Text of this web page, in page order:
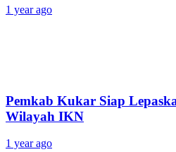
1 year ago
Pemkab Kukar Siap
Wilayah IKN
1 year ago